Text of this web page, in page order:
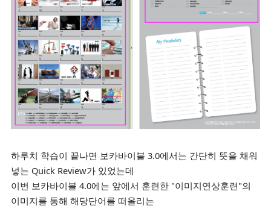
하루치 학습이 끝나면 보카바이블 3.0에서는 간단히 뜻을 채워
넣는 Quick Review가 있었는데
이번 보카바이블 4.0에는 앞에서 훈련한 "이미지연상훈련"의
이미지를 통해 해당단어를 떠올리는